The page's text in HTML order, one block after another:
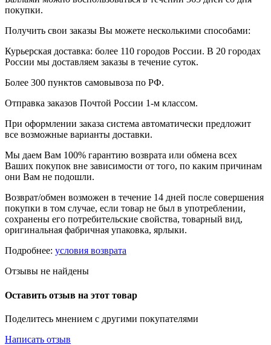
покупки.
Получить свои заказы Вы можете несколькими способами:
Курьерская доставка: более 110 городов России. В 20 городах
России мы доставляем заказы в течение суток.
Более 300 пунктов самовывоза по РФ.
Отправка заказов Почтой России 1-м классом.
При оформлении заказа система автоматически предложит
все возможные варианты доставки.
Мы даем Вам 100% гарантию возврата или обмена всех
Ваших покупок вне зависимости от того, по каким причинам
они Вам не подошли.
Возврат/обмен возможен в течение 14 дней после совершения
покупки в том случае, если товар не был в употреблении,
сохранены его потребительские свойства, товарный вид,
оригинальная фабричная упаковка, ярлыки.
Подробнее: условия возврата
Отзывы не найдены
Оставить отзыв на этот товар
Поделитесь мнением с другими покупателями
Написать отзыв